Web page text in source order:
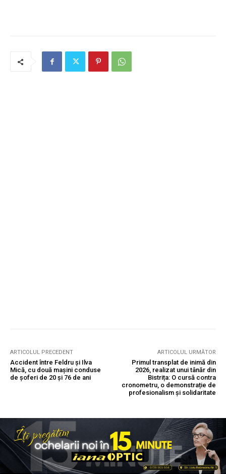
ARTICOLUL PRECEDENT
Accident între Feldru și Ilva
Mică, cu două mașini conduse
de șoferi de 20 și 76 de ani
ARTICOLUL URMĂTOR
Primul transplat de inimă din
2026, realizat unui tânăr din
Bistrița: O cursă contra
cronometru, o demonstrație de
profesionalism și solidaritate